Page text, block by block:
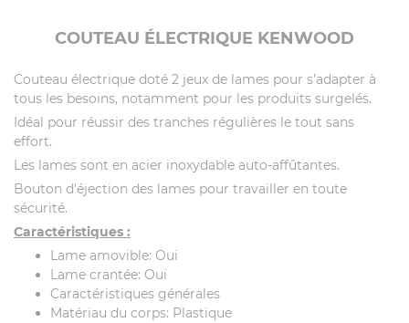
COUTEAU ÉLECTRIQUE KENWOOD
Couteau électrique doté 2 jeux de lames pour s’adapter à
tous les besoins, notamment pour les produits surgelés.
Idéal pour réussir des tranches régulières le tout sans
effort.
Les lames sont en acier inoxydable auto-affûtantes.
Bouton d’éjection des lames pour travailler en toute
sécurité.
Caractéristiques :
Lame amovible: Oui
Lame crantée: Oui
Caractéristiques générales
Matériau du corps: Plastique